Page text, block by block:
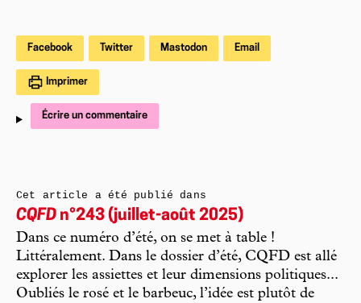
Facebook Twitter Mastodon Email
Imprimer
Écrire un commentaire
Cet article a été publié dans
CQFD n°243 (juillet-août 2025)
Dans ce numéro d’été, on se met à table !
Littéralement. Dans le dossier d’été, CQFD est allé
explorer les assiettes et leur dimensions politiques...
Oubliés le rosé et le barbeuc, l’idée est plutôt de